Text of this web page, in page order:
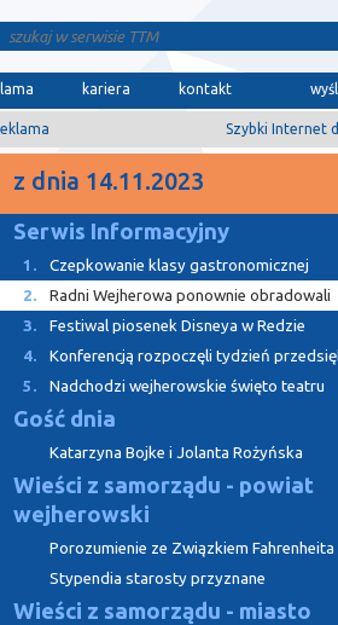
kariera kontakt
Szybki Internet
z dnia 14.11.2023
Serwis Informacyjny
1.
Czepkowanie klasy gastronomicznej
2.
Radni Wejherowa ponownie obradowali
3.
Festiwal piosenek Disneya w Redzie
4.
Konferencją rozpoczęli tydzień
5.
Nadchodzi wejherowskie święto teatru
Gość dnia
Katarzyna Bojke i Jolanta Rożyńska
Wieści z samorządu - powiat
wejherowski
Porozumienie ze Związkiem Fahrenheita
Stypendia starosty przyznane
Wieści z samorządu - miasto